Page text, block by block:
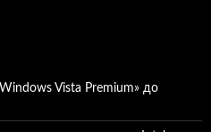
Vista Premium» до